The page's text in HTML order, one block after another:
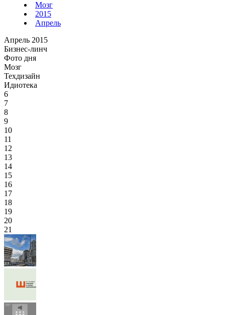
Мозг
2015
Апрель
Апрель 2015
Бизнес-линч
Фото дня
Мозг
Техдизайн
Идиотека
6
7
8
9
10
11
12
13
14
15
16
17
18
19
20
21